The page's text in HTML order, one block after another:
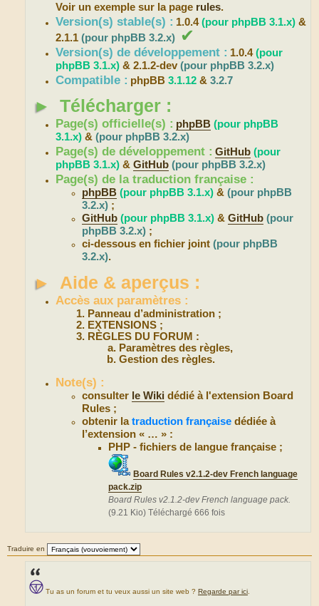
Voir un exemple sur la page rules.
Version(s) stable(s) : 1.0.4(pour phpBB 3.1.x) &
2.1.1(pour phpBB 3.2.x) ✔
Version(s) de développement : 1.0.4(pour
phpBB 3.1.x) & 2.1.2-dev(pour phpBB 3.2.x)
Compatible : phpBB3.1.12 &3.2.7
► Télécharger :
Page(s) officielle(s) : phpBB (pour phpBB
3.1.x) &(pour phpBB 3.2.x)
Page(s) de développement : GitHub (pour
phpBB 3.1.x) &GitHub (pour phpBB 3.2.x)
Page(s) de la traduction française :
phpBB (pour phpBB 3.1.x) &(pour phpBB
3.2.x) ;
GitHub (pour phpBB 3.1.x) &GitHub (pour
phpBB 3.2.x) ;
ci-dessous en fichier joint(pour phpBB
3.2.x).
► Aide & aperçus :
Accès aux paramètres :
Panneau d’administration ;
EXTENSIONS ;
RÈGLES DU FORUM :
Paramètres des règles,
Gestion des règles.
Note(s) :
consulter le Wiki dédié à l'extension Board
Rules ;
obtenir latraduction française dédiée à
l’extension « … » :
PHP - fichiers de langue française ;
Board Rules v2.1.2-dev French language
pack.zip
Board Rules v2.1.2-dev French language pack.
(9.21 Kio) Téléchargé 666 fois
Traduire en
Tu as un forum et tu veux aussi un site web ? Regarde par ici